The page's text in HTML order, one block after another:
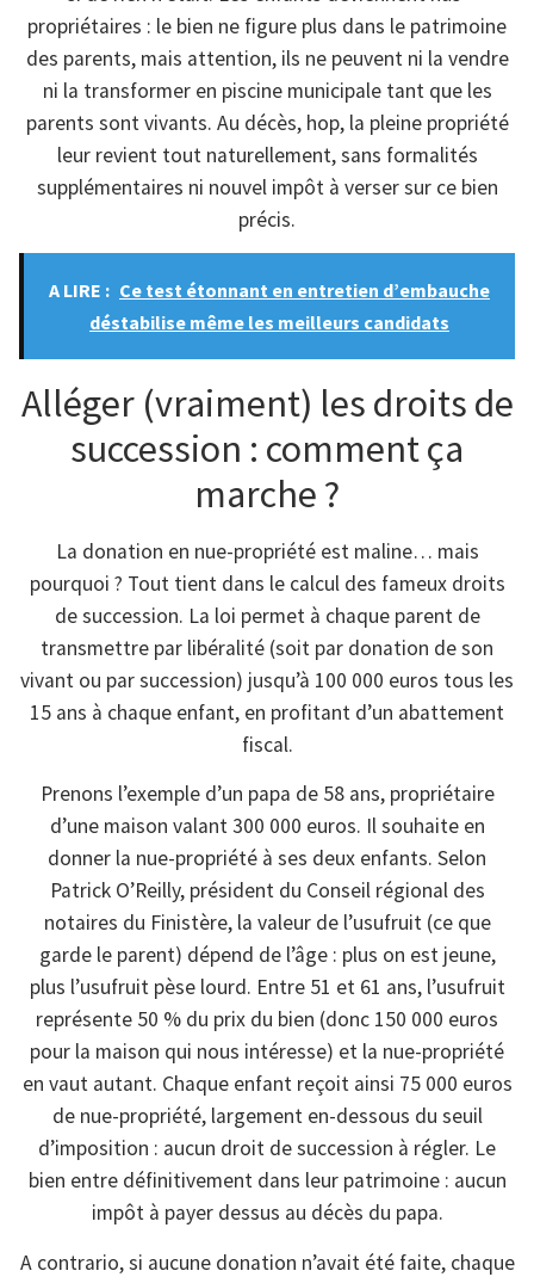
propriétaires : le bien ne figure plus dans le patrimoine
des parents, mais attention, ils ne peuvent ni la vendre
ni la transformer en piscine municipale tant que les
parents sont vivants. Au décès, hop, la pleine propriété
leur revient tout naturellement, sans formalités
supplémentaires ni nouvel impôt à verser sur ce bien
précis.
A LIRE : Ce test étonnant en entretien d’embauche
déstabilise même les meilleurs candidats
Alléger (vraiment) les droits de
succession : comment ça
marche ?
La donation en nue-propriété est maline… mais
pourquoi ? Tout tient dans le calcul des fameux droits
de succession. La loi permet à chaque parent de
transmettre par libéralité (soit par donation de son
vivant ou par succession) jusqu’à 100 000 euros tous les
15 ans à chaque enfant, en profitant d’un abattement
fiscal.
Prenons l’exemple d’un papa de 58 ans, propriétaire
d’une maison valant 300 000 euros. Il souhaite en
donner la nue-propriété à ses deux enfants. Selon
Patrick O’Reilly, président du Conseil régional des
notaires du Finistère, la valeur de l’usufruit (ce que
garde le parent) dépend de l’âge : plus on est jeune,
plus l’usufruit pèse lourd. Entre 51 et 61 ans, l’usufruit
représente 50 % du prix du bien (donc 150 000 euros
pour la maison qui nous intéresse) et la nue-propriété
en vaut autant. Chaque enfant reçoit ainsi 75 000 euros
de nue-propriété, largement en-dessous du seuil
d’imposition : aucun droit de succession à régler. Le
bien entre définitivement dans leur patrimoine : aucun
impôt à payer dessus au décès du papa.
A contrario, si aucune donation n’avait été faite, chaque